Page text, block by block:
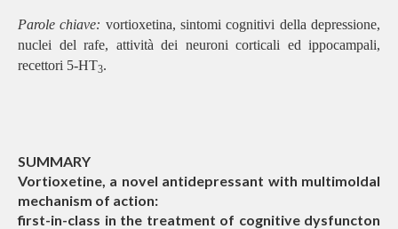
Parole chiave: vortioxetina, sintomi cognitivi della depressione,
nuclei del rafe, attività dei neuroni corticali ed ippocampali,
recettori 5-HT3.
SUMMARY
Vortioxetine, a novel antidepressant with multimoldal
mechanism of action:
first-in-class in the treatment of cognitive dysfuncton